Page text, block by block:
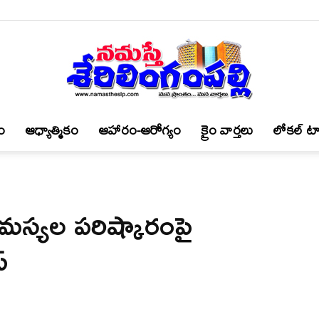
శేరిలింగంపల్లి
ఆధ్యాత్మికం ఆహారం-ఆరోగ్యం క్రైం వార్త‌లు లోకల్
పరిష్కారంపై